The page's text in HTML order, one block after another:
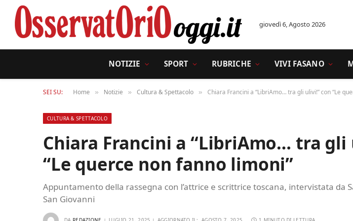
giovedì 6, Agosto 2026
NOTIZIE SPORT RUBRICHE VIVI FASANO
SEI SU: Home » Notizie » Cultura & Spettacolo » Chiara Francini a “LibriAmo… tra gli ulivi!” con “Le
CULTURA & SPETTACOLO
Chiara Francini a “LibriAmo… tra gli
“Le querce non fanno limoni”
Appuntamento della rassegna con l’attrice e scrittrice toscana, intervistata da
San Giovanni